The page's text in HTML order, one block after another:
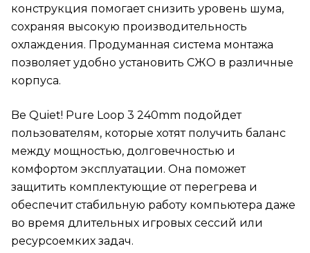
конструкция помогает снизить уровень шума,
сохраняя высокую производительность
охлаждения. Продуманная система монтажа
позволяет удобно установить СЖО в различные
корпуса.
Be Quiet! Pure Loop 3 240mm подойдет
пользователям, которые хотят получить баланс
между мощностью, долговечностью и
комфортом эксплуатации. Она поможет
защитить комплектующие от перегрева и
обеспечит стабильную работу компьютера даже
во время длительных игровых сессий или
ресурсоемких задач.